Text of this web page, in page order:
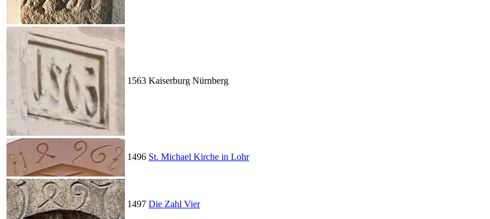
1563 Kaiserburg Nürnberg
1496 St. Michael Kirche in Lohr
1497 Die Zahl Vier